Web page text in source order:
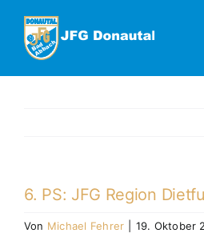
Inhalt
springen
6. PS: JFG Region
Von Michael Fehrer 19. Oktober